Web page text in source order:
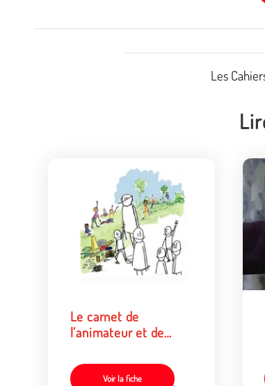
Les
Le carnet de
l’animateur et de
pour choisir les jeux
Voir la fiche